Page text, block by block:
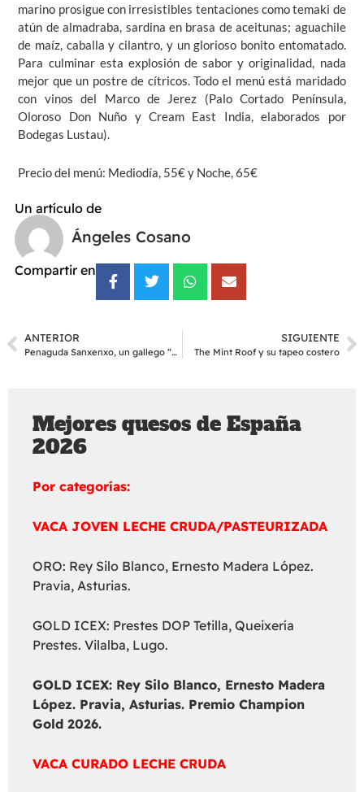
marino prosigue con irresistibles tentaciones como temaki de
atún de almadraba, sardina en brasa de aceitunas; aguachile
de maíz, caballa y cilantro, y un glorioso bonito entomatado.
Para culminar esta explosión de sabor y originalidad, nada
mejor que un postre de cítricos. Todo el menú está maridado
con vinos del Marco de Jerez (Palo Cortado Península,
Oloroso Don Nuño y Cream East India, elaborados por
Bodegas Lustau).
Precio del menú: Mediodía, 55€ y Noche, 65€
Un artículo de
Ángeles Cosano
Compartir en
ANTERIOR
Penaguda Sanxenxo, un gallego “de primera”
SIGUIENTE
The Mint Roof y su tapeo costero
Mejores quesos de España
2026
Por categorías:
VACA JOVEN LECHE CRUDA/PASTEURIZADA
ORO: Rey Silo Blanco, Ernesto Madera López.
Pravia, Asturias.
GOLD ICEX: Prestes DOP Tetilla, Queixería
Prestes. Vilalba, Lugo.
GOLD ICEX: Rey Silo Blanco, Ernesto Madera
López. Pravia, Asturias. Premio Champion
Gold 2026.
VACA CURADO LECHE CRUDA